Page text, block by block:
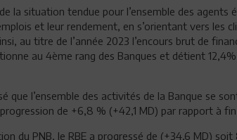
la situation tendue pour l’ensemble des agents
et leur rendement, en s’orientant vers les
au titre de l’année 2023 l’encours brut de
au 4ème rang des Banques et détient
que l’ensemble des activités de la Banque se
de +6,8 % (+42,1 MD) par rapport à
du PNB, le RBE a progressé de (+34,6 MD)